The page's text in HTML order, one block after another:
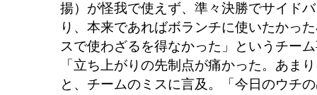
揚）が怪我で使えず、準々決勝でサイド
り、本来であればボランチに使いたかっ
スで使わざるを得なかった」というチー
「立ち上がりの先制点が痛かった。あま
と、チームのミスに言及。「今日のウチ